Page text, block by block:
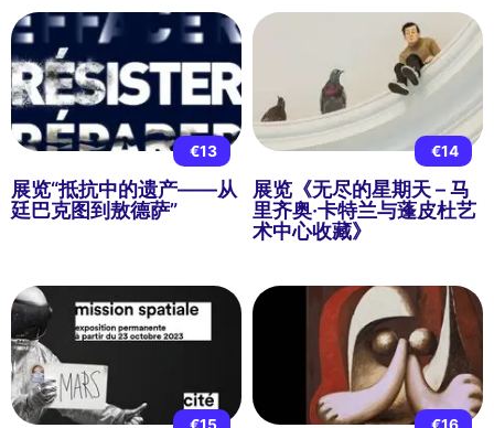
€13
展览“抵抗中的遗产——从
廷巴克图到敖德萨”
€14
展览《无尽的星期天 – 马
里齐奥·卡特兰与蓬皮杜艺
术中心收藏》
€15 €16